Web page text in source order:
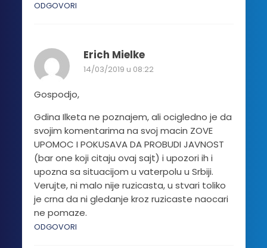
ODGOVORI
Erich Mielke
14/03/2019 u 08:22
Gospodjo,
Gdina Ilketa ne poznajem, ali ocigledno je da
svojim komentarima na svoj macin ZOVE
UPOMOC I POKUSAVA DA PROBUDI JAVNOST
(bar one koji citaju ovaj sajt) i upozori ih i
upozna sa situacijom u vaterpolu u Srbiji.
Verujte, ni malo nije ruzicasta, u stvari toliko
je crna da ni gledanje kroz ruzicaste naocari
ne pomaze.
ODGOVORI